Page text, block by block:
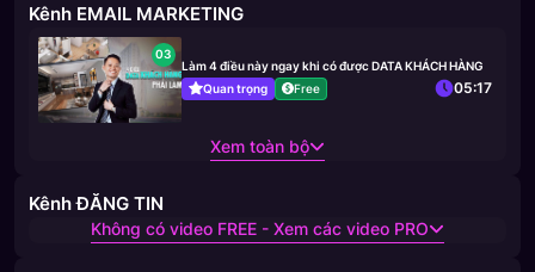
Kênh EMAIL MARKETING
03
Làm 4 điều này ngay khi có được DATA KHÁCH HÀNG
Quan trọng
Free 05:17
Xem toàn bộ
Kênh ĐĂNG TIN
Không có video FREE - Xem các video PRO